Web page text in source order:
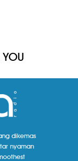
dikemas
nyaman